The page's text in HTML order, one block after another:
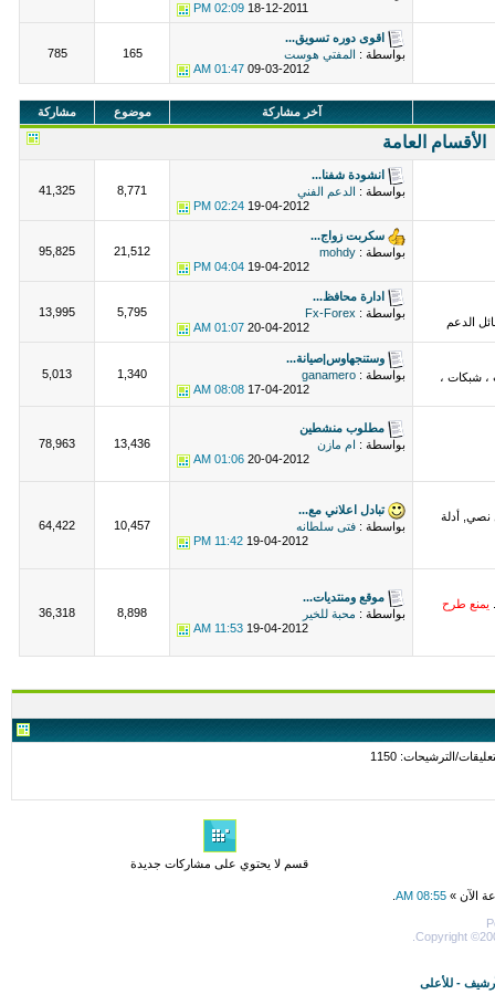
18-12-2011
02:09 PM
اقوى دوره تسويق...
بواسطة :
المفتي هوست
09-03-2012
01:47 AM
165
785
آخر مشاركة موضوع مشاركة
الأقسام العامة
انشودة شفنا...
بواسطة :
الدعم الفني
19-04-2012
02:24 PM
8,771
41,325
سكربت زواج...
بواسطة : mohdy
19-04-2012
04:04 PM
21,512
95,825
الدعم
ادارة محافظ...
بواسطة : Fx-Forex
20-04-2012
01:07 AM
5,795
13,995
، شبكات ،
وستنجهاوس|صيانة...
بواسطة : ganamero
17-04-2012
08:08 AM
1,340
5,013
مطلوب منشطين
بواسطة :
ام مازن
20-04-2012
01:06 AM
13,436
78,963
نصي, أدلة
تبادل اعلاني مع...
بواسطة : فتى سلطانه
19-04-2012
11:42 PM
10,457
64,422
يمنع طرح
موقع ومنتديات...
بواسطة : محبة للخير
19-04-2012
11:53 AM
8,898
36,318
قسم لا يحتوي على مشاركات جديدة
الآن » 08:55 AM
Copyright
- للأعلى